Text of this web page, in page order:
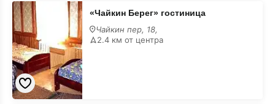
«Чайкин
Берег»
гостиница
«Чайкин Берег» гостиница
Чайкин пер, 18,
2.4 км от центра